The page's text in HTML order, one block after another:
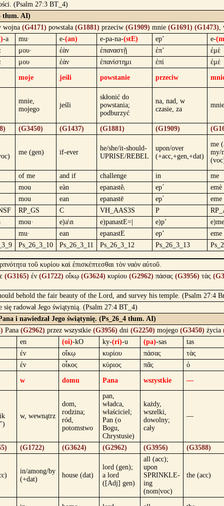
(Psalm 27:3 BT_4)
tłum. AI)
wojna (G4171) powstała (G1881) przeciw (G1909) mnie (G1691) (G1473),
-a mu· e-(an) e-pa-na-(stE) ep’ e-
μου· ἐὰν ἐπαναστῇ ἐπ’
ἐμὲ
μου ἐάν ἐπανίστημι ἐπί ἐμέ
moje jeśli powstanie przeciw
mnie,
mojego
jeśli
skłonić do
powstania;
podburzyć
na, nad, w
czasie, za
(G3450) (G1437) (G1881) (G1909)
me (gen) if-ever
he/she/it-should-
UPRISE/REBEL
upon/over
(+acc,+gen,+dat)
me
my/
of me and if challenge in
me
mou
eàn epanastêᵢ ep᾿
emè
mou
ean epanastē ep᾿
eme
RP_GS C VH_AAS3S P
mou· e)a\n e)panastE=| e)p’
mu·
ean epanastE ep’
eme
Ps_26_3_10 Ps_26_3_11 Ps_26_3_12 Ps_26_3_13
τοῦ κυρίου καὶ ἐπισκέπτεσθαι τὸν ναὸν αὐτοῦ.
(G3165) ἐν (G1722) οἴκῳ (G3624) κυρίου (G2962) πάσας (G3956) τὰς
behold the fair beauty of the Lord, and survey his temple. (Psalm 27:4
się radował Jego świątynią. (Psalm 27:4 BT_4)
i nawiedzał Jego świątynię. (Ps_26_4 tłum. AI)
Pana (G2962) przez wszystkie (G3956) dni (G2250) mojego (G3450) życia
en
(oi)-kO ky-(ri)-u (pa)-sas
tas
ἐν
οἴκῳ κυρίου πάσας
τὰς
ἐν
οἶκος κύριος πᾶς ὁ
w domu Pana wszystkie —
w, wewnątrz
dom,
rodzina;
ród,
potomstwo
pan,
władca,
właściciel;
Pan (o
Bogu,
Chrystusie)
każdy,
wszelki,
dowolny;
cały
—
(G1722) (G3624) (G2962) (G3956) (G3588)
in/among/by
(+dat)
house (dat)
lord (gen);
a lord
([Adj] gen)
all (acc);
upon
SPRINKLE-
ing
(nom|voc)
the (acc)